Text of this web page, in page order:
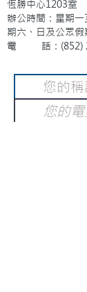
恆勝中心1203室
辦公時間：星期
期六、日及公眾假
電 話：(852)